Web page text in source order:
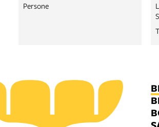
Persone